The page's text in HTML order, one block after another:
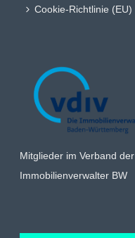
Cookie-Richtlinie (EU)
Mitglieder im Verband der
Immobilienverwalter BW